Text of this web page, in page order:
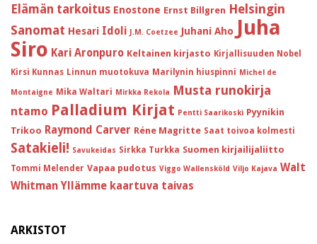
Elämän tarkoitus Enostone Ernst Billgren Helsingin
Sanomat Hesari Idoli J.M. Coetzee Juhani Aho Juha
Siro Kari Aronpuro Keltainen kirjasto Kirjallisuuden Nobel
Kirsi Kunnas Linnun muotokuva Marilynin hiuspinni Michel de
Montaigne Mika Waltari Mirkka Rekola Musta runokirja
ntamo Palladium Kirjat Pentti Saarikoski Pyynikin
Trikoo Raymond Carver Réne Magritte Saat toivoa kolmesti
Satakieli! Savukeidas Sirkka Turkka Suomen kirjailijaliitto
Tommi Melender Vapaa pudotus Viggo Wallensköld Viljo Kajava Walt
Whitman Yllämme kaartuva taivas
ARKISTOT